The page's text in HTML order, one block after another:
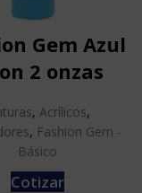
Gem Azul
2 onzas
, Acrílicos,
, Fashion Gem -
Básico
Cotizar